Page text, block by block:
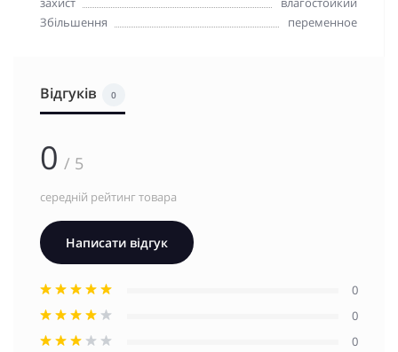
Збільшення
переменное
Відгуків 0
0 / 5
середній рейтинг товара
Написати відгук
0
0
0